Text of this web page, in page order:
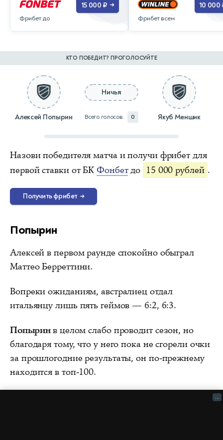
Фрибет до
15 000 ₽ →
Фрибет всем
10 000
КТО ПОБЕДИТ? ПРОГОЛОСУЙТЕ
Алексей Попырин
Ничья
Всего голосов: 0 Якуб Меншик
Назови победителя матча и получи фрибет для
первой ставки от БК Фонбетдо 15 000 рублей .
Получить фрибет →
Попырин
Алексей в первом раунде спокойно обыграл
Маттео Берреттини.
Вопреки ожиданиям, австралиец отдал
итальянцу лишь пять геймов — 6:2, 6:3.
Попыринв целом слабо проводит сезон, но
благодаря тому, что у него пока не сгорели очки
за прошлогодние результаты, он по-прежнему
находится в топ-100.
...